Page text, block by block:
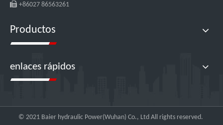
 +86027 86563261
Productos
enlaces rápidos
© 2021 Baier hydraulic Power(Wuhan) Co., Ltd All rights reserved.